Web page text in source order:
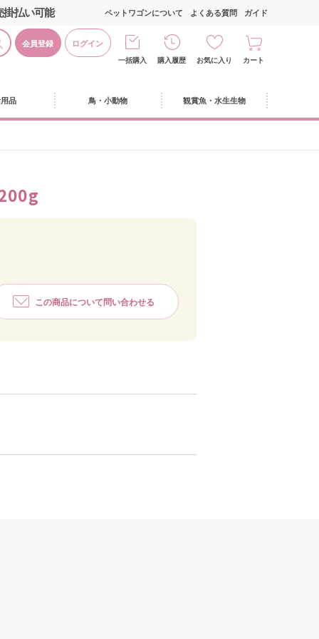
掛払い可能
会員登録 ログイン
ペットワゴンについて よくある質問 ガイド
一括購入 購入履歴 お気に入り カート
品 鳥・小動物 観賞魚・水生生物
この商品について問い合わせる